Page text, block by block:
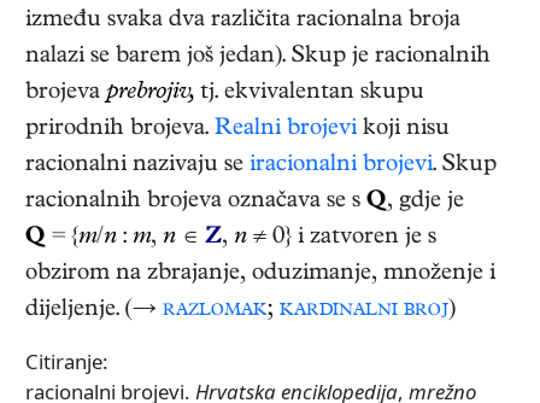
između svaka dva različita racionalna broja
nalazi se barem još jedan). Skup je racionalnih
brojevaprebrojiv, tj. ekvivalentan skupu
prirodnih brojeva. Realni brojevi koji nisu
racionalni nazivaju se iracionalni brojevi. Skup
racionalnih brojeva označava se s Q, gdje je
Q = {m/n : m, n ∈ Z, n ≠ 0} i zatvoren je s
obzirom na zbrajanje, oduzimanje, množenje i
dijeljenje. (→ razlomak; kardinalni broj)
Citiranje:
racionalni brojevi. Hrvatska enciklopedija, mrežno